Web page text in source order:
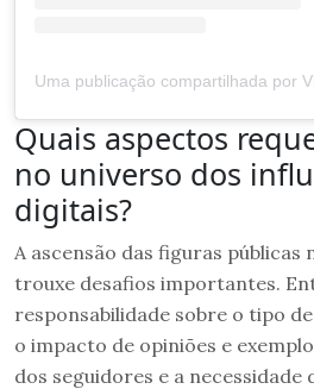
Quais aspectos
no universo dos
digitais?
A ascensão das figuras públicas
trouxe desafios importantes.
responsabilidade sobre o tipo
o impacto de opiniões e
dos seguidores e a necessidade